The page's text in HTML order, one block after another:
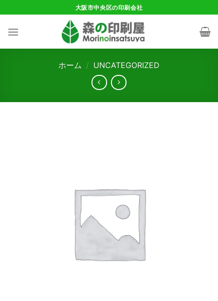
to
content
大阪市中央区の印刷会社
ホーム / UNCATEGORIZED